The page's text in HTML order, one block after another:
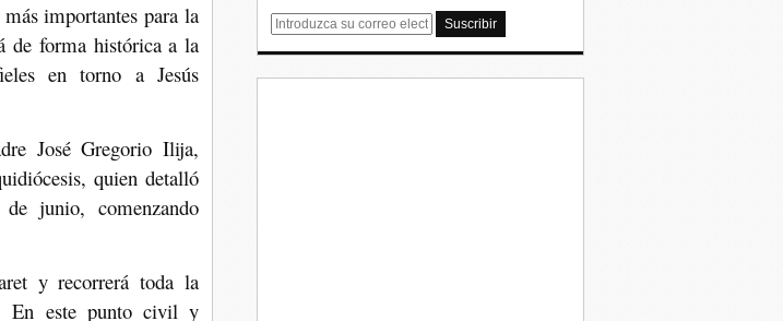
importantes para la
de forma histórica a la
en torno a Jesús
José Gregorio Ilija,
quien detalló
junio, comenzando
y recorrerá toda la
En este punto civil y
E